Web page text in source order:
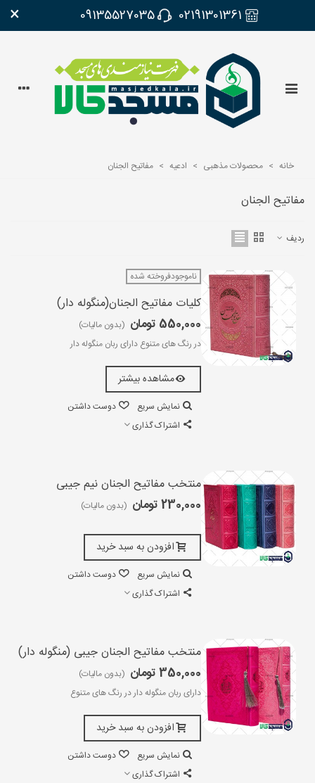
02191301361
09135527035
×
خانه > محصولات مذهبی > ادعیه > مفاتیح الجنان
مفاتیح الجنان
ردیف
ناموجودفروخته شده
کلیات مفاتیح الجنان(منگوله دار)
550,000 تومان
(بدون مالیات)
در رنگ های متنوع دارای ربان منگوله دار
مشاهده بیشتر
نمایش سریع
دوست داشتن
اشتراک گذاری
منتخب مفاتیح الجنان نیم جیبی
230,000 تومان
(بدون مالیات)
افزودن به سبد خرید
نمایش سریع
دوست داشتن
اشتراک گذاری
منتخب مفاتیح الجنان جیبی (منگوله دار)
350,000 تومان
(بدون مالیات)
دارای ربان منگوله دار در رنگ های متنوع
افزودن به سبد خرید
نمایش سریع
دوست داشتن
اشتراک گذاری